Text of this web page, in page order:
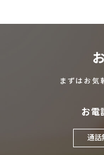
まずはお気
お電
通話